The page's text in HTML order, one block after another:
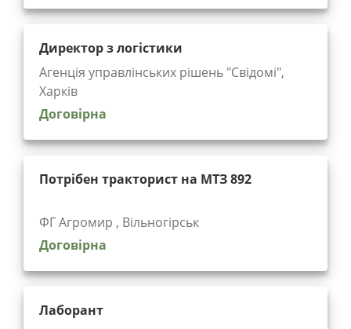
Директор з логістики
Агенція управлінських рішень "Cвідомі",
Харків
Договірна
Потрібен тракторист на МТЗ 892
ФГ Агромир , Вільногірськ
Договірна
Лаборант